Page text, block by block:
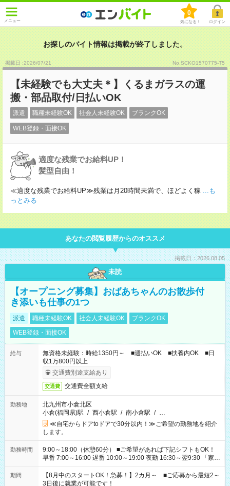
メニュー
0
気になる！ ログイン
お探しのバイト情報は掲載が終了しました。
掲載日 :2026/07/21 No.SCKO1570775-T5
【未経験でも大丈夫＊】くるまガラスの運
搬・部品取付/日払いOK
派遣 職種未経験OK 社会人未経験OK ブランクOK
WEB登録・面接OK
適度な残業でお給料UP！
髪型自由！
≪適度な残業でお給料UP≫残業は月20時間未満で、ほどよく稼 ...も
っとみる
あなたの閲覧履歴からのオススメ
掲載日：2026.08.05
未読
【オープニング募集】おばあちゃんのお散歩付
き添いも仕事の1つ
派遣 職種未経験OK 社会人未経験OK
ブランクOK
WEB登録・面接OK
給与
無資格未経験：時給1350円～ ■週払いOK ■扶養内OK ■日
収1万800円以上
交通費別途支給あり
交通費 交通費全額支給
勤務地
北九州市小倉北区
小倉(福岡県)駅 / 西小倉駅 / 南小倉駅 / …
≪自宅からドアtoドアで30分以内！≫ご希望の勤務地を紹介
します。
勤務時間
9:00～18:00（休憩60分） ■ご希望があれば下記シフトもOK！
早番 7:00～16:00 遅番 10:00～19:00 夜勤 16:30～翌9:30 「家族
と休みを合わせたい」 「余裕を持って夕飯の準備がしたい」
「できれば残業はしたくない」 など、ご希望を教えてください
ね。 ※Wワーク希望の方へ 今ご覧のお仕事で希望する勤務時間
期間
【8月中のスタートOK！急募！】2カ月～ ■ご応募から最短2～
3日後に就業が可能です！